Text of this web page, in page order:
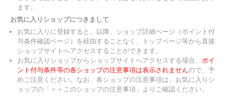
ます。
お気に入りショップにつきまして
お気に入りに登録すると、以降、ショップ詳細ページ（ポイント付
与条件確認ページ）を経由することなく、トップページ等から直接
ショップサイトへアクセスすることができます。
お気に入りショップからショップサイトへアクセスする場合、 ポイ
ント付与条件等の各ショップの注意事項は表示されませんので、予
めご注意ください。なお、各ショップの注意事項は、お気に入りシ
ョップの「＞＞このショップの注意事項」よりご確認ください。